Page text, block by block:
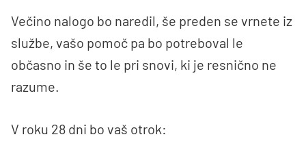
Večino nalogo bo naredil, še preden se vrnete iz
službe, vašo pomoč pa bo potreboval le
občasno in še to le pri snovi, ki je resnično ne
razume.
V roku 28 dni bo vaš otrok: